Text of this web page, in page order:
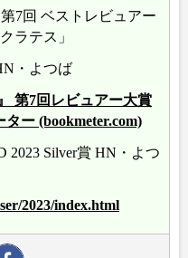
7回 ベストレビュアー
ラテス」
・よつば
第7回レビュアー大賞
ー (bookmeter.com)
2023 Silver賞 HN・よつ
2023/index.html